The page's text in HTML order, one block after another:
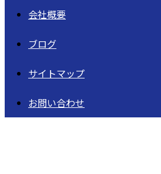
会社概要
ブログ
サイトマップ
お問い合わせ